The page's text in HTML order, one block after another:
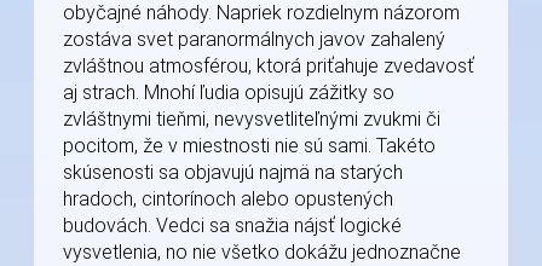
obyčajné náhody. Napriek rozdielnym názorom
zostáva svet paranormálnych javov zahalený
zvláštnou atmosférou, ktorá priťahuje zvedavosť
aj strach. Mnohí ľudia opisujú zážitky so
zvláštnymi tieňmi, nevysvetliteľnými zvukmi či
pocitom, že v miestnosti nie sú sami. Takéto
skúsenosti sa objavujú najmä na starých
hradoch, cintorínoch alebo opustených
budovách. Vedci sa snažia nájsť logické
vysvetlenia, no nie všetko dokážu jednoznačne